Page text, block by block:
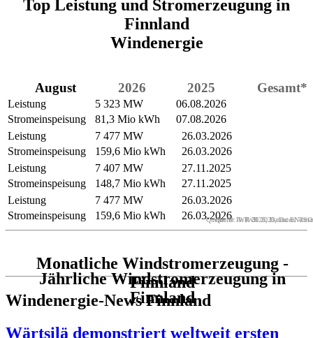
Top Leistung und Stromerzeugung in
Finnland
Windenergie
August 2026 2025 Gesamt*
Leistung 5 323 MW
06.08.2026
Stromeinspeisung
81,3 Mio kWh
07.08.2026
Leistung
7 477 MW
26.03.2026
Stromeinspeisung
159,6 Mio kWh
26.03.2026
Leistung
7 407 MW
27.11.2025
Stromeinspeisung
148,7 Mio kWh
27.11.2025
Leistung
7 477 MW
26.03.2026
Stromeinspeisung
159,6 Mio kWh 26.03.2026
Monatliche Windstromerzeugung -
Finnland
Quelle: © IWR 2026, Daten:
Jährliche Windstromerzeugung in
Finnland
Quelle: © IWR 2026, Daten:
Windenergie-News Finnland
Wärtsilä demonstriert weltweit ersten